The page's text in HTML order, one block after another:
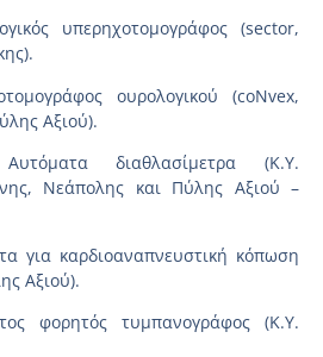
υπερηχοτομογράφος (sector,
ουρολογικού (coNvex,
Αξιού).
διαθλασίμετρα (Κ.Υ.
Νεάπολης και Πύλης Αξιού –
για καρδιοαναπνευστική κόπωση
Αξιού).
φορητός τυμπανογράφος (Κ.Υ.